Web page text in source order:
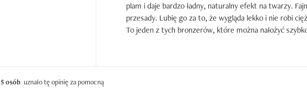
plam i daje bardzo ładny, naturalny efekt na twarzy.
przesady. Lubię go za to, że wygląda lekko i nie robi
To jeden z tych bronzerów, które można nałożyć
5 osób uznało tę opinię za pomocną